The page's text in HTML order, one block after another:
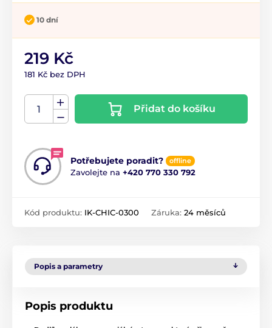
10 dní
219 Kč
181 Kč bez DPH
Přidat do košíku
Potřebujete poradit? offline
Zavolejte na +420 770 330 792
Kód produktu: IK-CHIC-0300 Záruka: 24 měsíců
Popis a parametry
Popis produktu